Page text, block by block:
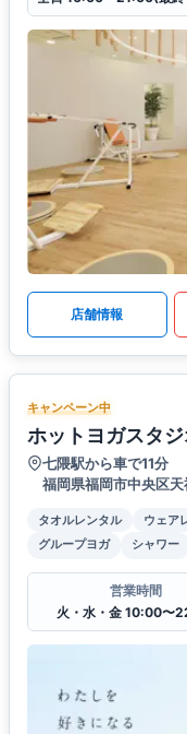
店舗情報
キャンペーン中
ホットヨガスタ
七隈駅から車で11分
福岡県福岡市中央区
タオルレンタル ウェア
グループヨガ
シャワー
営業時間
火・水・金 10:00〜